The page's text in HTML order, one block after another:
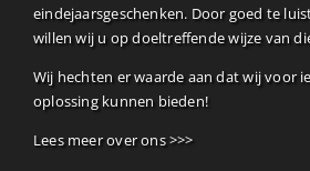
eindejaarsgeschenken. Door goed te
willen wij u op doeltreffende wijze van
Wij hechten er waarde aan dat wij voor
oplossing kunnen bieden!
Lees meer over ons >>>